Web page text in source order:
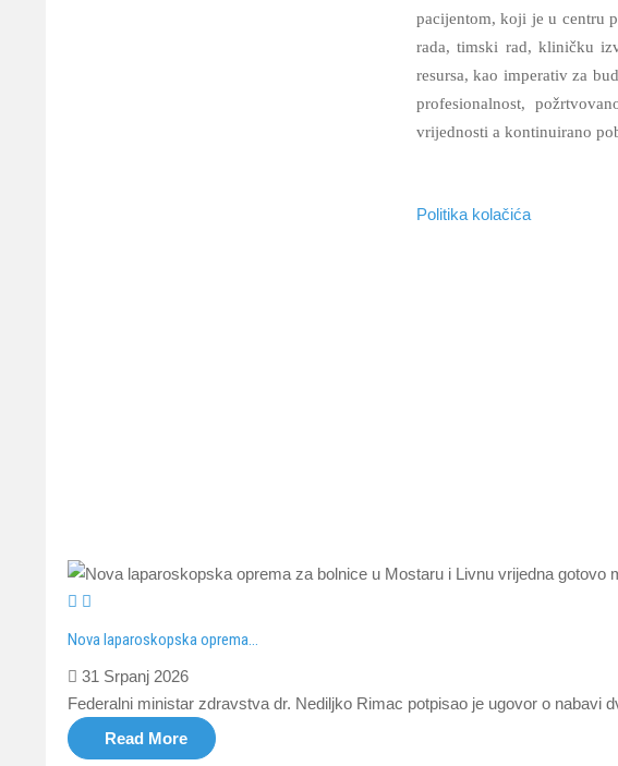
pacijentom, koji je u centru
rada, timski rad, kliničku
resursa, kao imperativ za
profesionalnost,
vrijednosti a kontinuirano
Politika kolačića
Nova laparoskopska oprema...
31 Srpanj 2026
Federalni ministar zdravstva dr. Nediljko Rimac potpisao je ugovor o nabavi
Read More